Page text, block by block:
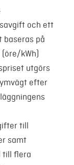
och ett
baseras på
kWh)
utgörs
efter
till
samt
till flera